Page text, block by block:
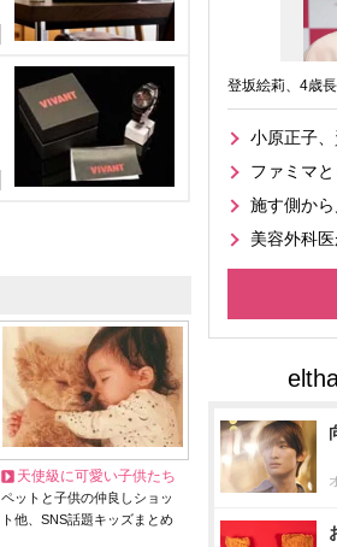
天使級に可愛い子供たち
ペットと子供の仲良しショッ
ト他、SNS話題キッズまとめ
登坂絵莉、4歳
小原正子
ファミマ
施す側か
美容外科